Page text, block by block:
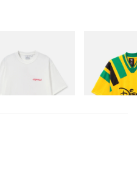
Adidas
Dead Disney
立即購入